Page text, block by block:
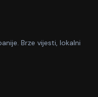
Brze vijesti, lokalni